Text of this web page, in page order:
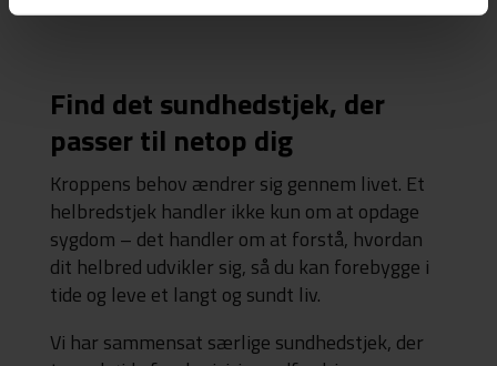
Find det sundhedstjek, der
passer til netop dig
Kroppens behov ændrer sig gennem livet. Et
helbredstjek handler ikke kun om at opdage
sygdom – det handler om at forstå, hvordan
dit helbred udvikler sig, så du kan forebygge i
tide og leve et langt og sundt liv.
Vi har sammensat særlige sundhedstjek, der